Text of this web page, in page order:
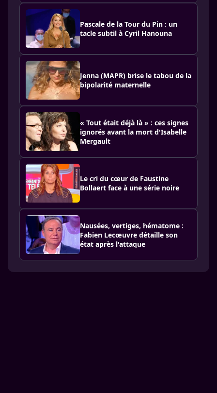
Pascale de la Tour du Pin : un
tacle subtil à Cyril Hanouna
Jenna (MAPR) brise le tabou de la
bipolarité maternelle
« Tout était déjà là » : ces signes
ignorés avant la mort d'Isabelle
Mergault
Le cri du cœur de Faustine
Bollaert face à une série noire
Nausées, vertiges, hématome :
Fabien Lecœuvre détaille son
état après l'attaque